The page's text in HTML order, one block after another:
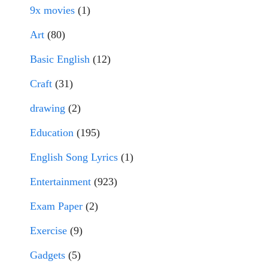
9x movies (1)
Art (80)
Basic English (12)
Craft (31)
drawing (2)
Education (195)
English Song Lyrics (1)
Entertainment (923)
Exam Paper (2)
Exercise (9)
Gadgets (5)